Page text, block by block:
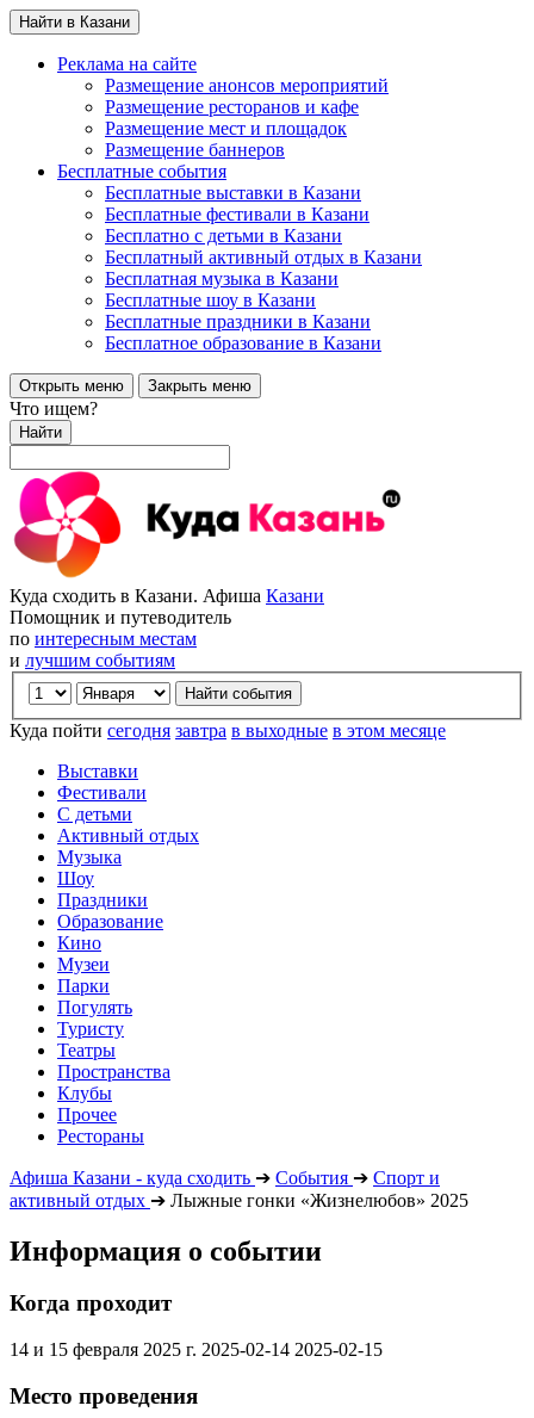
Найти в Казани
Реклама на сайте
Размещение анонсов мероприятий
Размещение ресторанов и кафе
Размещение мест и площадок
Размещение баннеров
Бесплатные события
Бесплатные выставки в Казани
Бесплатные фестивали в Казани
Бесплатно с детьми в Казани
Бесплатный активный отдых в Казани
Бесплатная музыка в Казани
Бесплатные шоу в Казани
Бесплатные праздники в Казани
Бесплатное образование в Казани
Открыть меню Закрыть меню
Что ищем?
Найти
Куда сходить в Казани. Афиша Казани
Помощник и путеводитель
по интересным местам
и лучшим событиям
Куда пойти сегодня завтра в выходные в этом месяце
Выставки
Фестивали
С детьми
Активный отдых
Музыка
Шоу
Праздники
Образование
Кино
Музеи
Парки
Погулять
Туристу
Театры
Пространства
Клубы
Прочее
Рестораны
Афиша Казани - куда сходить ➔ События ➔ Спорт и
активный отдых ➔ Лыжные гонки «Жизнелюбов» 2025
Информация о событии
Когда проходит
14 и 15 февраля 2025 г. 2025-02-14 2025-02-15
Место проведения